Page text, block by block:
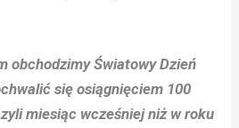
obchodzimy Światowy Dzień
się osiągnięciem 100
miesiąc wcześniej niż w roku